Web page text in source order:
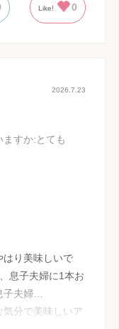
Like! 0
2026.7.23
ますか:とても
はり美味しいで
息子夫婦に1本お
夫婦…
分で美味しいア